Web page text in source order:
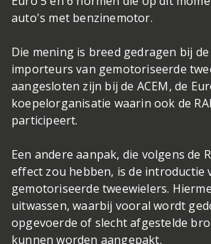
auto's met benzinemotor.
Die mening is breed gedragen bij
importeurs van gemotoriseerde
aangesloten zijn bij de ACEM, de
koepelorganisatie waarin ook de
participeert.
Een andere aanpak, die volgens de
effect zou hebben, is de introductie
gemotoriseerde tweewielers.
uitwassen, waarbij vooral wordt
opgevoerde of slecht afgestelde
kunnen worden aangepakt.